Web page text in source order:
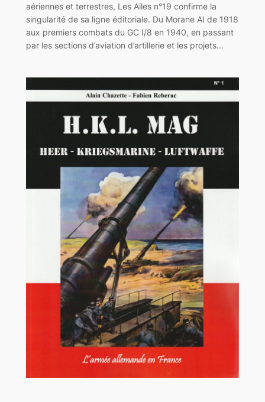
aériennes et terrestres, Les Ailes n°19 confirme la
singularité de sa ligne éditoriale. Du Morane AI de 1918
aux premiers combats du GC I/8 en 1940, en passant
par les sections d’aviation d’artillerie et les projets…